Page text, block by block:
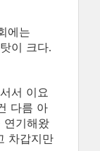
에는
이 크다.
서 이요
다름 아
연기해왔
차갑지만